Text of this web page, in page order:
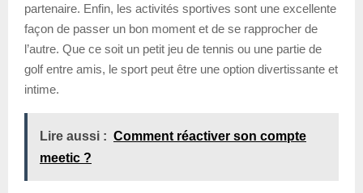
partenaire. Enfin, les activités sportives sont une excellente
façon de passer un bon moment et de se rapprocher de
l’autre. Que ce soit un petit jeu de tennis ou une partie de
golf entre amis, le sport peut être une option divertissante et
intime.
Lire aussi : Comment réactiver son compte
meetic ?